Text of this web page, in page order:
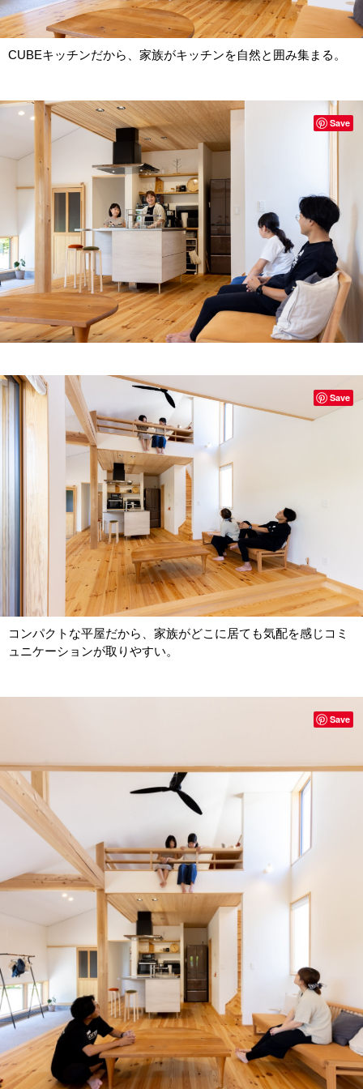
CUBEキッチンだから、家族がキッチンを自然と囲み集まる。
Save
コンパクトな平屋だから、家族がどこに居ても気配を感じコミ
ュニケーションが取りやすい。
Save
Save